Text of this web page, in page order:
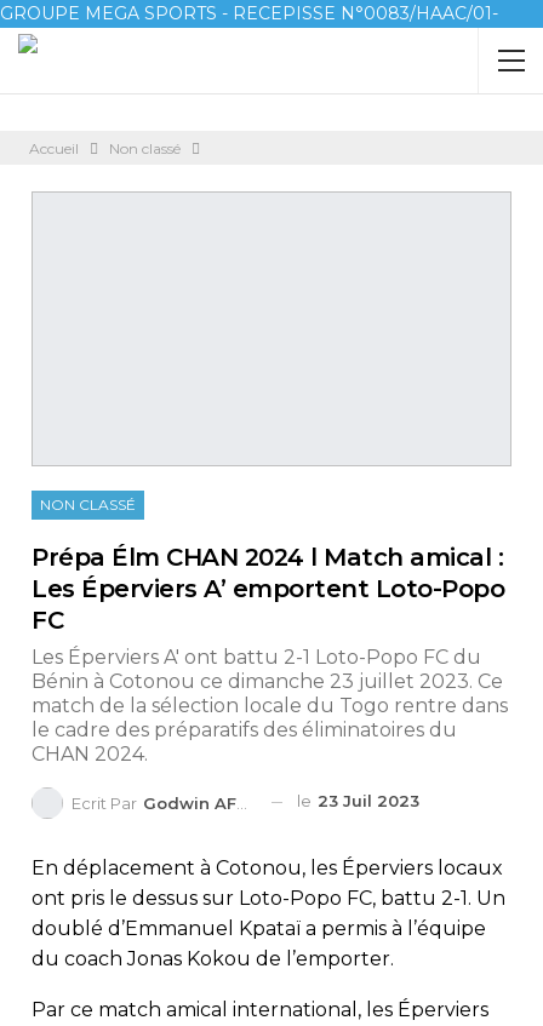
GROUPE MEGA SPORTS - RECEPISSE N°0083/HAAC/01-
2023/pl/P
Accueil Non classé
NON CLASSÉ
Prépa Élm CHAN 2024 l Match amical :
Les Éperviers A’ emportent Loto-Popo
FC
Les Éperviers A' ont battu 2-1 Loto-Popo FC du
Bénin à Cotonou ce dimanche 23 juillet 2023. Ce
match de la sélection locale du Togo rentre dans
le cadre des préparatifs des éliminatoires du
CHAN 2024.
Ecrit Par Godwin AFEDO le 23 Juil 2023
En déplacement à Cotonou, les Éperviers locaux
ont pris le dessus sur Loto-Popo FC, battu 2-1. Un
doublé d’Emmanuel Kpataï a permis à l’équipe
du coach Jonas Kokou de l’emporter.
Par ce match amical international, les Éperviers